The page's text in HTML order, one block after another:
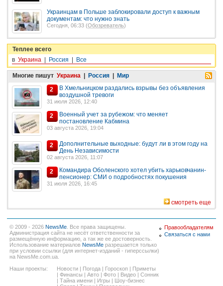
Украинцам в Польше заблокировали доступ к важным
документам: что нужно знать
Сегодня, 06:33 (Обозреватель)
Теплее всего
в Украина | Россия | Все
Многие пишут Украина | Россия | Мир
2
В Хмельницком раздались взрывы без объявления
воздушной тревоги
31 июля 2026, 12:40
2
Военный учет за рубежом: что меняет
постановление Кабмина
03 августа 2026, 19:04
2
Дополнительные выходные: будут ли в этом году на
День Независимости
02 августа 2026, 11:07
2
Командира Оболенского хотел убить харьковчанин-
пенсионер: СМИ о подробностях покушения
31 июля 2026, 16:45
смотреть еще
© 2009 - 2026 NewsMe . Все права защищены.
Администрация сайта не несёт ответственности за
размещённую информацию, а так же ее достоверность.
Использование материалов NewsMe разрешается только
при условии ссылки (для интернет-изданий - гиперссылки)
на NewsMe.com.ua.
Наши проекты:
Новости | Погода | Гороскоп | Приметы
| Финансы | Авто | Фото | Видео | Сонник
| Тайна имени | Игры | Шоу-бизнес
Правообладателям
Связаться с нами